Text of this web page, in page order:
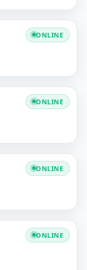
ONLINE
ONLINE
ONLINE
ONLINE